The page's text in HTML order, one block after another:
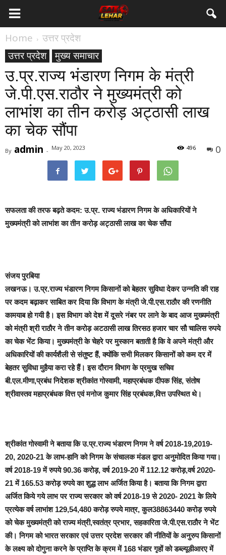
Home
उत्तर प्रदेश
उत्तर प्रदेश
मुख्य समाचार
उ.प्र.राज्य भंडारण निगम के मंत्री
जे.पी.एस.राठौर ने मुख्यमंत्री को
लाभांश का तीन करोड़ अट्ठासी लाख
का चेक सौंपा
By admin - May 20, 2023 0
496
सफलता की तरफ बढ़ते कदम: उ.प्र. राज्य भंडारण निगम के अधिकारियों ने
मुख्यमंत्री को लाभांश का तीन करोड़ अट्ठासी लाख का चेक सौंपा
संजय पुरबिया
लखनऊ। उ.प्र.राज्य भंडारण निगम किसानों को बेहतर सुविधा देकर उन्नति की राह
पर कदम बढ़ाकर साबित कर दिया कि विभाग के मंत्री जे.पी.एस.राठौर की रणनीति
कामयाब हो गयी है। इस विभाग को देश में दूसरे नंबर पर लाने के बाद आज मुख्यमंत्री
को मंत्री श्री राठौर नेतीन करोड़ अटठासी लाख तिरसठ हजार चार सौ चालिस रुपये
का चेक भेंट किया। मुख्यमंत्री के चेहरे पर मुस्कान बताती है कि वे अपने मंत्री और
अधिकारियों की कार्यशैली से संतुष्ट हैं, क्योंकि सभी मिलकर किसानों को कम दर में
बेहतर सुविधा मुहैया करा रहे हैं। इस दौरान विभाग के प्रमुख सचिव
बी.एल.मीणा,प्रबंध निदेशक श्रीकांत गोस्वामी, महाप्रबंधक दीपक सिंह, संतोष
श्रीवास्तव महाप्रबंधक वित्त एवं मनोज कुमार सिंह प्रबंधक,वित्त उपस्थित थे।
श्रीकांत गोस्वामी ने बताया किउ.प्र.राज्य भंडारण निगम ने वर्ष 2018-19,2019-
20, 2020-21 के लाभ-हानि को निगम के संचालक मंडल द्वारा अनुमोदित किया गया।
वर्ष 2018-19 में रुपये 90.36 करोड़, वर्ष 2019-20 में 112.12 करोड़,वर्ष 2020-
21 में 165.53 करोड़ रुपये का शुद्ध लाभ अर्जित किया है। बताया कि निगम द्वारा
अर्जित किये गये लाभ पर राज्य सरकार को वर्ष 2018-19 से 2020- 2021 के लिये
प्रत्येक वर्ष लाभांश 129,54,480 करोड़ रुपये मात्र, कुल38863440 करोड़ रुपये
को चेक मुख्यमंत्री को राज्य मंत्री,स्वतंत्र प्रभार, सहकारिता जे.पी.एस.राठौर ने भेंट
की। निगम को भारत सरकार एवं उत्तर प्रदेश सरकार की नीतियों के अनुरुप किसानों
के लक्ष्य को दोगुना करने के प्राप्ति के क्रम में 168 भंडार गृहों को डब्ल्यूडीआरए में